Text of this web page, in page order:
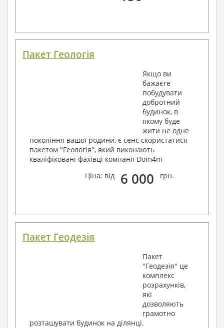
Пакет Геологія
Якщо ви
бажаєте
побудувати
добротний
будинок, в
якому буде
жити не одне
покоління вашої родини, є сенс скористатися
пакетом "Геологія", який виконають
кваліфіковані фахівці компанії Dom4m
Ціна: від
6 000 грн.
Пакет Геодезія
Пакет
"Геодезія" це
комплекс
розрахунків,
які
дозволяють
грамотно
розташувати будинок на ділянці.